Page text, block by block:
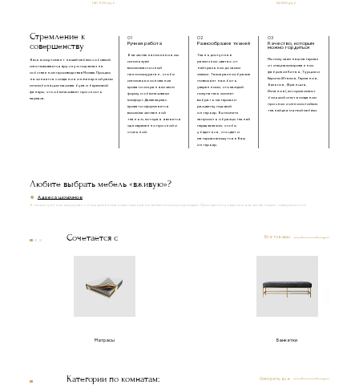
140 900 руб. 122 800 руб.
Стремление к
совершенству
Весь ассортимент нашей мебели с обивкой
изготавливается вручную под заказ на
собственном производстве в Москве. Процесс
начинается с создания инженерной рамы
из комбинации массива бука и березовой
фанеры, что обеспечивает прочность
каркаса.
01
Ручная работа
В качестве наполнения мы
используем
высокоэластичный
пенополиуретан, чтобы
изголовье и основание
кровати сохраняли свою
форму и обеспечивали
комфорт. Далее каркас
кровати оформляется
высококачественной
тканью, которая является
одновременно прочной и
стильной.
02
Разнообразие тканей
Ткань доступна в
различных цветах: от
нейтральных до самых
смелых. Такое разнообразие
позволяет нам быть
уверенными, что каждый
покупатель сможет
выбрать материал и
расцветку под свой
интерьер. Вы можете
запросить образцы тканей
перед заказом, чтобы
убедиться, что цвет и
материал впишутся в Ваш
интерьер.
03
Качество, которым
можно гордиться
Мы получаем наш материал
от специализированных
фабрик из Китая, Турции и
Европы (Италия, Германия,
Бельгия, Франция,
Испания), которые имеют
большой опыт в создании
прочных и износостойких
тканей для мягкой мебели.
Любите выбрать мебель «вживую»?
Адреса шоурумов
Сочетается с Все товары
Матрасы Банкетки
Категории по комнатам: Смотреть все